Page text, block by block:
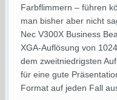
Farbflimmern – führen
man bisher aber nicht
Nec V300X Business
XGA-Auflösung von
dem zweitniedrigsten
für eine gute
Format auf jeden Fall